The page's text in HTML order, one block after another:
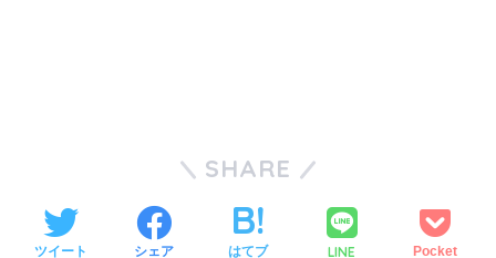
SHARE
ツイート シェア はてブ LINE Pocket